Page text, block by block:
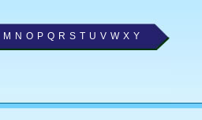
M N O P Q R S T U V W X Y